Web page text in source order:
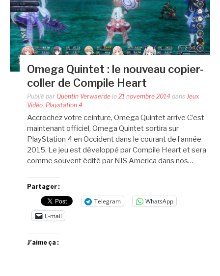
Omega Quintet : le nouveau copier-
coller de Compile Heart
Publié par Quentin Verwaerde le 21 novembre 2014 dans Jeux
Vidéo Playstation 4
Accrochez votre ceinture, Omega Quintet arrive C’est
maintenant officiel, Omega Quintet sortira sur
PlayStation 4 en Occident dans le courant de l’année
2015. Le jeu est développé par Compile Heart et sera
comme souvent édité par NIS America dans nos…
Partager :
Telegram
WhatsApp
E-mail
J’aime ça :